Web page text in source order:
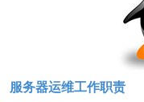
服务器运维工作职责